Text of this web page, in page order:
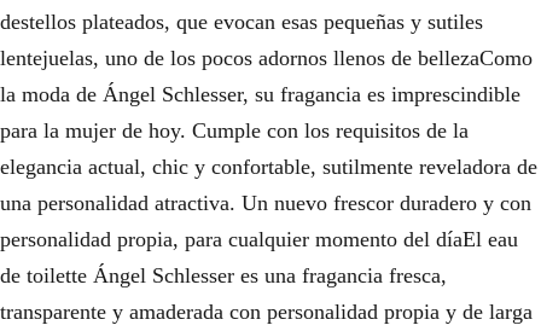
destellos plateados, que evocan esas pequeñas y sutiles
lentejuelas, uno de los pocos adornos llenos de bellezaComo
la moda de Ángel Schlesser, su fragancia es imprescindible
para la mujer de hoy. Cumple con los requisitos de la
elegancia actual, chic y confortable, sutilmente reveladora de
una personalidad atractiva. Un nuevo frescor duradero y con
personalidad propia, para cualquier momento del díaEl eau
de toilette Ángel Schlesser es una fragancia fresca,
transparente y amaderada con personalidad propia y de larga